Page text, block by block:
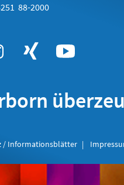
88-2000
/ Informationsblätter